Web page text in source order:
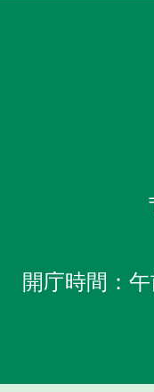
開庁時間：